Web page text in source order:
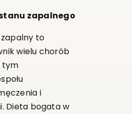
zapalnego
zapalny to
wielu chorób
tym
i
Dieta bogata w